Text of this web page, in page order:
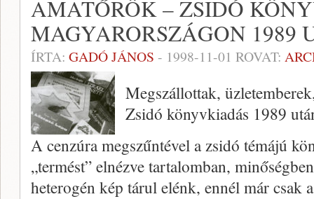
AMATŐRÖK – ZSIDÓ
MAGYARORSZÁGON 1989
ÍRTA: GADÓ JÁNOS - 1998-11-01 ROVAT:
Megszállottak,
Zsidó könyvkiadás 1989
A cenzúra megszűntével a zsidó témájú
„termést” elnézve tartalomban,
heterogén kép tárul elénk, ennél már csak